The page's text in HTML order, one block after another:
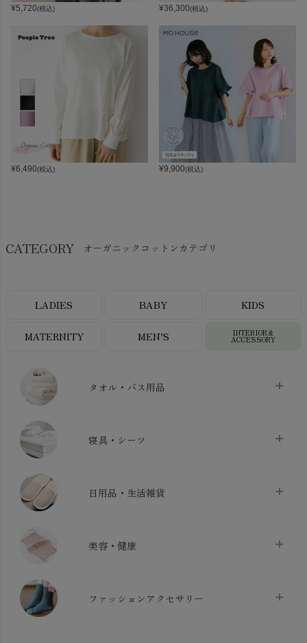
¥5,720(税込) ¥36,300(税込)
¥6,490(税込) ¥9,900(税込)
CATEGORY オーガニックコットンカテゴリ
LADIES BABY KIDS
MATERNITY MEN’S INTERIOR＆
ACCESSORY
タオル・バス用品
タオル
バス用品
寝具・シーツ
ベッドシーツ
布団カバー・カバーセット
枕・ピローケース
ケット・綿毛布 chevron_right
日用品・生活雑貨
クッション
生地・手芸用品
スリッパ・ルームシューズ
せっけん・洗剤
美容・健康
マスク
コットン・綿棒
ファッションアクセサリー